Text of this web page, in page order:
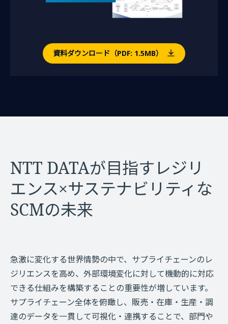
資料ダウンロード（PDF: 1.5MB）
NTT DATAが目指す レジリ
エンス×サステナビリティな
SCMの未来
急激に変化する世界情勢の中で、サプライチェーンのレ
ジリエンスを高め、外部環境変化に対して機動的に対応
できる仕組みを構築することの重要性が増しています。
サプライチェーン全体を俯瞰し、販売・在庫・生産・調
達のデータを一貫して可視化・連携することで、部門や